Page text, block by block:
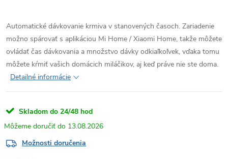
Automatické dávkovanie krmiva v stanovených časoch. Zariadenie
možno spárovať s aplikáciou Mi Home / Xiaomi Home, takže môžete
ovládať čas dávkovania a množstvo dávky odkiaľkoľvek, vďaka tomu
môžete kŕmiť vašich domácich miláčikov, aj keď práve nie ste doma.
Detailné informácie
Skladom do 24/48 hod
13.08.2026
Možnosti doručenia